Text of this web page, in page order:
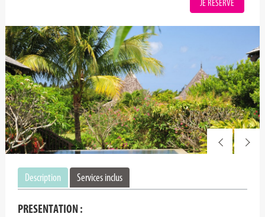
JE RESERVE
Description Services inclus
PRESENTATION :